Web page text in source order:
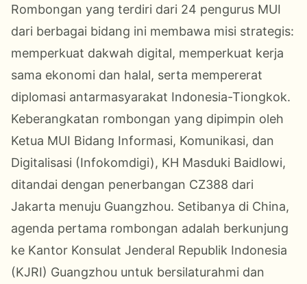
Rombongan yang terdiri dari 24 pengurus MUI
dari berbagai bidang ini membawa misi strategis:
memperkuat dakwah digital, memperkuat kerja
sama ekonomi dan halal, serta mempererat
diplomasi antarmasyarakat Indonesia-Tiongkok.
Keberangkatan rombongan yang dipimpin oleh
Ketua MUI Bidang Informasi, Komunikasi, dan
Digitalisasi (Infokomdigi), KH Masduki Baidlowi,
ditandai dengan penerbangan CZ388 dari
Jakarta menuju Guangzhou. Setibanya di China,
agenda pertama rombongan adalah berkunjung
ke Kantor Konsulat Jenderal Republik Indonesia
(KJRI) Guangzhou untuk bersilaturahmi dan